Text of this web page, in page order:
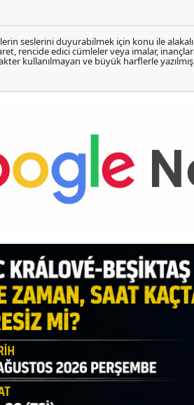
seslerini duyurabilmek için konu ile
rencide edici cümleler veya imalar,
kullanılmayan ve büyük harflerle